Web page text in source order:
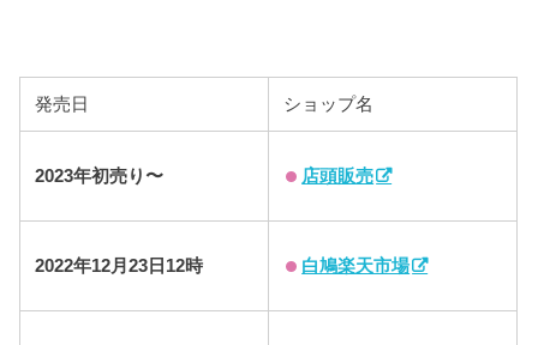
発売日 ショップ名
2023年初売り〜 店頭販売
2022年12月23日12時 白鳩楽天市場